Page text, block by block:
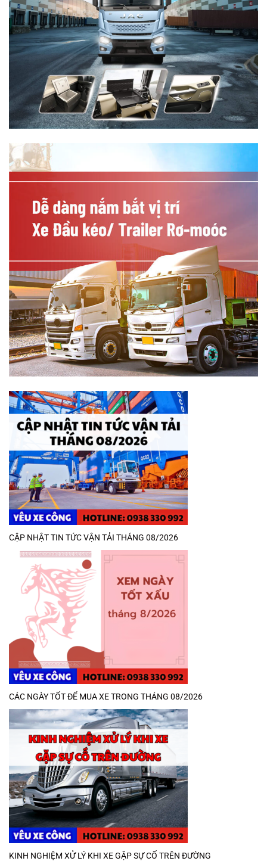
CẬP NHẬT TIN TỨC VẬN TẢI THÁNG 08/2026
CÁC NGÀY TỐT ĐỂ MUA XE TRONG THÁNG 08/2026
KINH NGHIỆM XỬ LÝ KHI XE GẶP SỰ CỐ TRÊN ĐƯỜNG